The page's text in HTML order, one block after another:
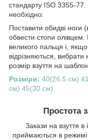
стандарту ISO 3355-77.
необхідно:
Поставити обидві ноги
обвести стопи олівцем.
великого пальця і,
відрізняються,
розмір взуття на
Розміри: 40(26.5 см)
см) 45(30 см)
Простота
Закази на взуття
приймаються в